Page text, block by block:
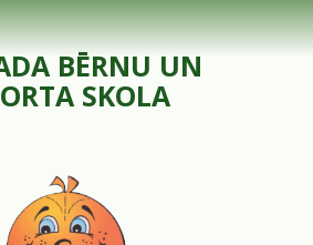
Skip
to
content
BĒRNU UN
SKOLA